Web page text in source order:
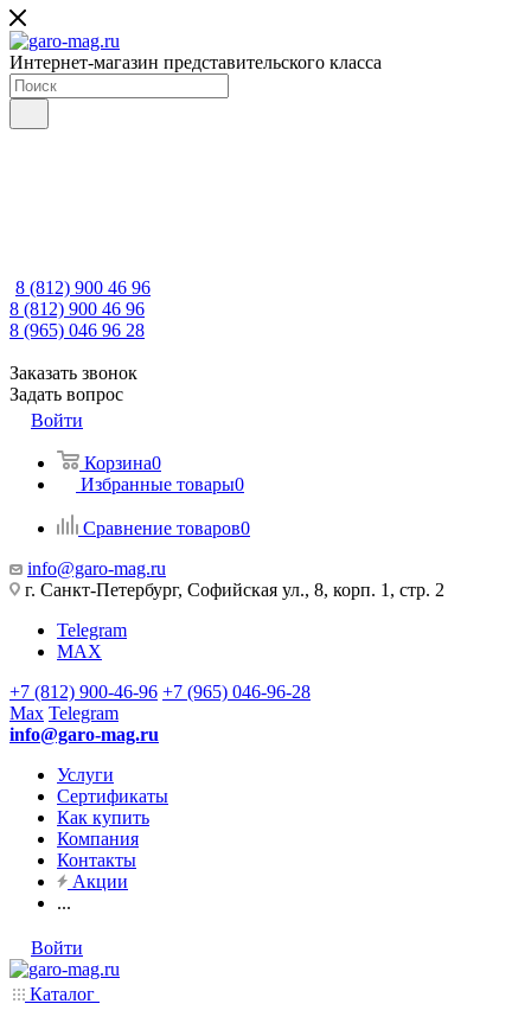
Интернет-магазин представительского класса
8 (812) 900 46 96
8 (812) 900 46 96
8 (965) 046 96 28
Заказать звонок
Задать вопрос
Войти
Корзина0
Избранные товары0
Сравнение товаров0
info@garo-mag.ru
г. Санкт-Петербург, Софийская ул., 8, корп. 1, стр. 2
Telegram
MAX
+7 (812) 900-46-96 +7 (965) 046-96-28
Max Telegram
info@garo-mag.ru
Услуги
Сертификаты
Как купить
Компания
Контакты
Акции
...
Войти
Каталог